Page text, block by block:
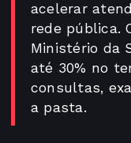
acelerar
rede pública.
Ministério da
até 30% no
consultas,
a pasta.